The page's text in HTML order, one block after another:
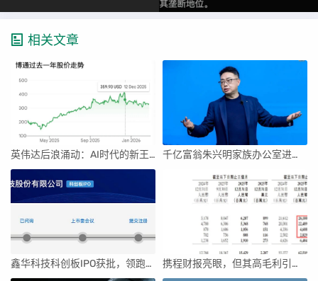
相关文章
英伟达后浪涌动：AI时代的新王者与隐忧 千亿富翁朱兴明家族办公室进军VC圈
鑫华科技科创板IPO获批，领跑国内半导体材料市场 携程财报亮眼，但其高毛利引发行业争议